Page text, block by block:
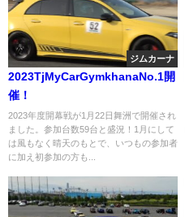
ジムカーナ
2023TjMyCarGymkhanaNo.1開
催！
2023年度開幕戦が1月22日舞洲で開催され
ました。参加台数59台と盛況！1月にして
は風もなく晴天のもとで、いつもの参加者
に加え初参加の方も...